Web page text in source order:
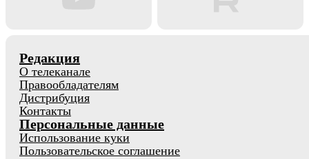
Редакция
О телеканале
Правообладателям
Дистрибуция
Контакты
Персональные данные
Использование куки
Пользовательское соглашение